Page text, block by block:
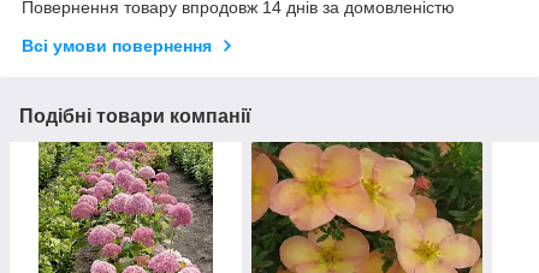
Повернення товару впродовж 14 днів за домовленістю
Всі умови повернення
Подібні товари компанії